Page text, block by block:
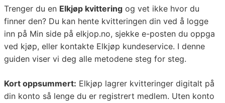
Trenger du en Elkjøp kvittering og vet ikke hvor du
finner den? Du kan hente kvitteringen din ved å logge
inn på Min side på elkjop.no, sjekke e-posten du oppga
ved kjøp, eller kontakte Elkjøp kundeservice. I denne
guiden viser vi deg alle metodene steg for steg.
Kort oppsummert: Elkjøp lagrer kvitteringer digitalt på
din konto så lenge du er registrert medlem. Uten konto